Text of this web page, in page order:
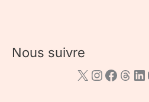
Nous suivre